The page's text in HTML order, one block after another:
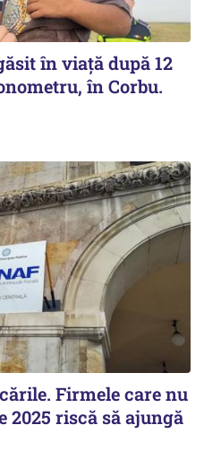
în viață după 12
în Corbu.
Firmele care nu
2025 riscă să ajungă